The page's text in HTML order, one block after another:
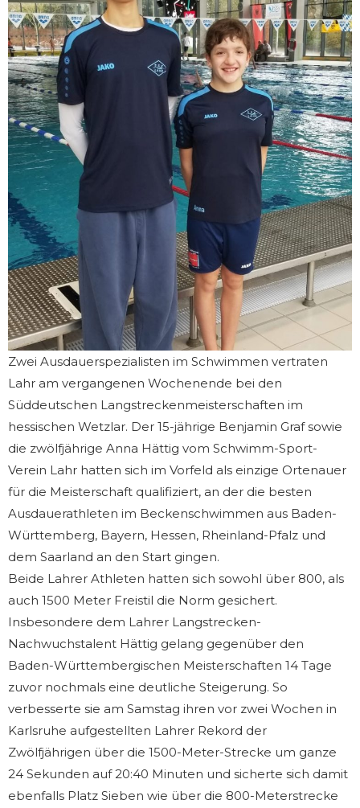
Zwei Ausdauerspezialisten im Schwimmen vertraten
Lahr am vergangenen Wochenende bei den
Süddeutschen Langstreckenmeisterschaften im
hessischen Wetzlar. Der 15-jährige Benjamin Graf sowie
die zwölfjährige Anna Hättig vom Schwimm-Sport-
Verein Lahr hatten sich im Vorfeld als einzige Ortenauer
für die Meisterschaft qualifiziert, an der die besten
Ausdauerathleten im Beckenschwimmen aus Baden-
Württemberg, Bayern, Hessen, Rheinland-Pfalz und
dem Saarland an den Start gingen.
Beide Lahrer Athleten hatten sich sowohl über 800, als
auch 1500 Meter Freistil die Norm gesichert.
Insbesondere dem Lahrer Langstrecken-
Nachwuchstalent Hättig gelang gegenüber den
Baden-Württembergischen Meisterschaften 14 Tage
zuvor nochmals eine deutliche Steigerung. So
verbesserte sie am Samstag ihren vor zwei Wochen in
Karlsruhe aufgestellten Lahrer Rekord der
Zwölfjährigen über die 1500-Meter-Strecke um ganze
24 Sekunden auf 20:40 Minuten und sicherte sich damit
ebenfalls Platz Sieben wie über die 800-Meterstrecke